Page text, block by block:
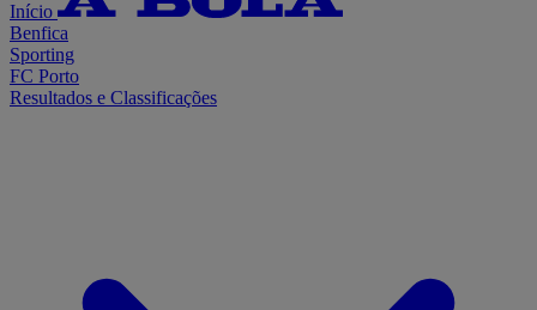
Início
Benfica
Sporting
FC Porto
Resultados e Classificações